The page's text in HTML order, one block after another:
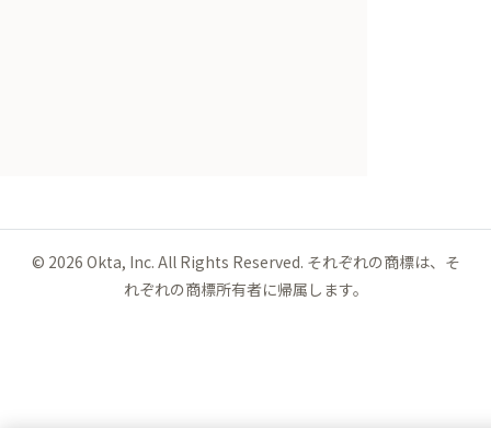
© 2026 Okta, Inc. All Rights Reserved. それぞれの商標は、そ
れぞれの商標所有者に帰属します。